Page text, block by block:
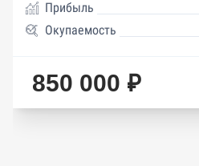
Прибыль
Окупаемость
850 000 ₽